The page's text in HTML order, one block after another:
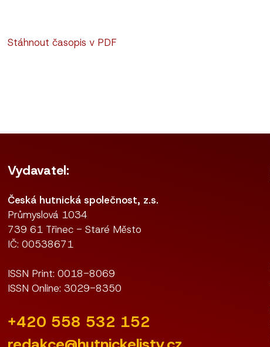
Stáhnout časopis v PDF
Vydavatel:
Česká hutnická společnost, z.s.
Průmyslová 1034
739 61 Třinec - Staré Město
IČ: 00538671
ISSN Print: 0018-8069
ISSN Online: 3029-8350
+420 558 532 152